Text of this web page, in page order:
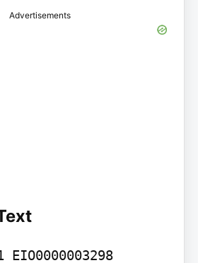
Advertisements
EIO0000003298